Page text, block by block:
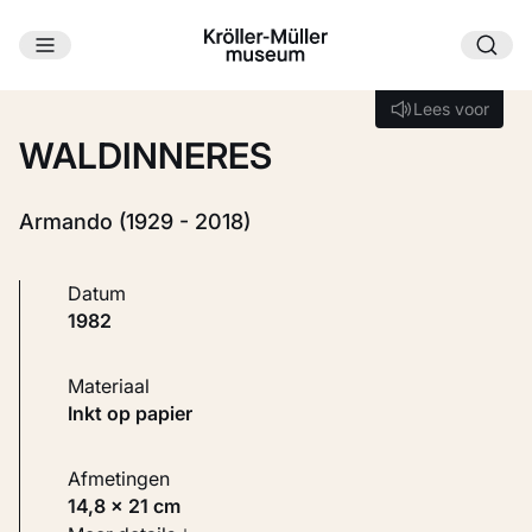
Ga naar hoofdinhoud
Lees voor
Lees voor
WALDINNERES
Armando (1929 - 2018)
Datum
1982
Materiaal
Inkt op papier
Afmetingen
14,8 × 21 cm